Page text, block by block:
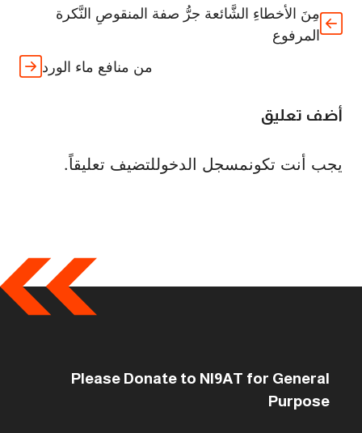
مِنَ الأخطاءِ الشَّائعة جرُّ صفة المنقوصِ النَّكرة
المرفوع
من منافع ماء الورد
أضف تعليق
يجب أنت تكونمسجل الدخوللتضيف تعليقاً.
Please Donate to NI9AT for General
Purpose